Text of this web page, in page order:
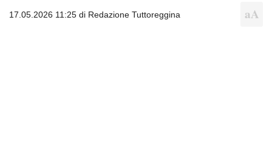
17.05.2026 11:25 di Redazione Tuttoreggina